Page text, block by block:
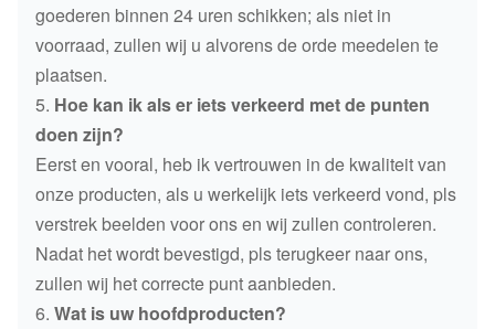
goederen binnen 24 uren schikken; als niet in
voorraad, zullen wij u alvorens de orde meedelen te
plaatsen.
5. Hoe kan ik als er iets verkeerd met de punten
doen zijn?
Eerst en vooral, heb ik vertrouwen in de kwaliteit van
onze producten, als u werkelijk iets verkeerd vond, pls
verstrek beelden voor ons en wij zullen controleren.
Nadat het wordt bevestigd, pls terugkeer naar ons,
zullen wij het correcte punt aanbieden.
6. Wat is uw hoofdproducten?